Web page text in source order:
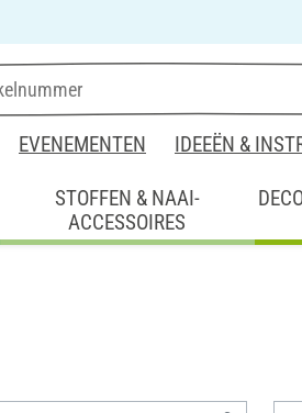
EVENEMENTEN IDEEËN &
STOFFEN & NAAI-
ACCESSOIRES